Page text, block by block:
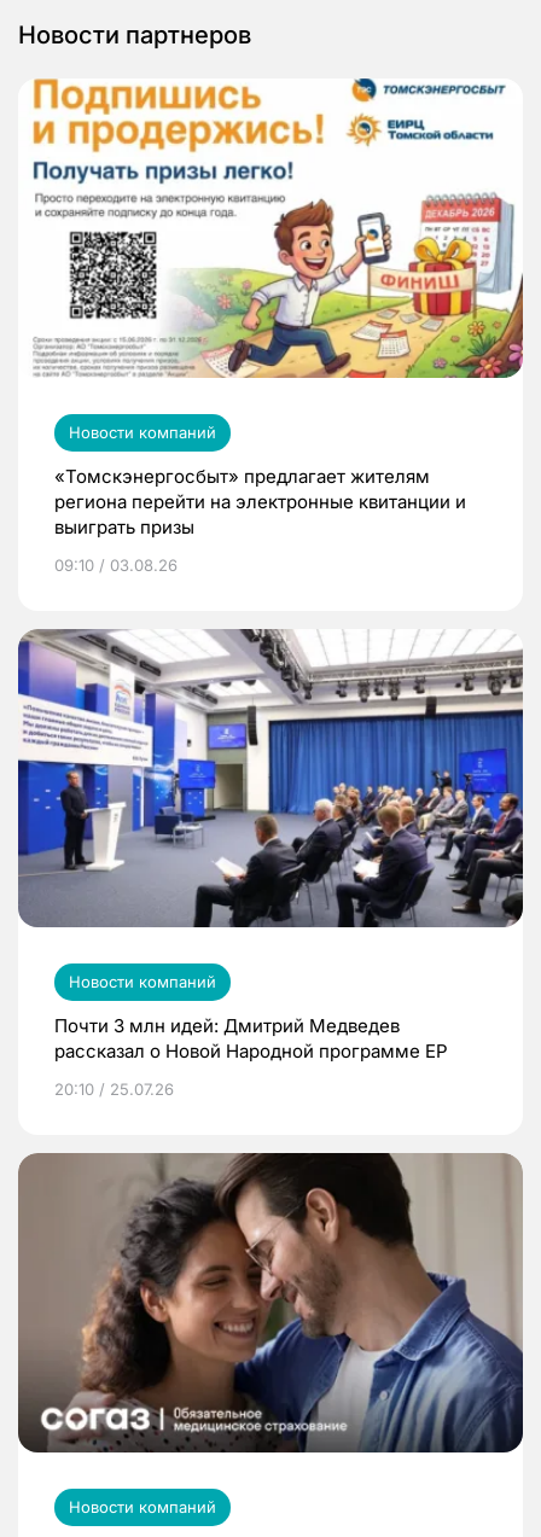
Новости партнеров
Новости компаний
«Томскэнергосбыт» предлагает жителям
региона перейти на электронные квитанции и
выиграть призы
09:10 / 03.08.26
Новости компаний
Почти 3 млн идей: Дмитрий Медведев
рассказал о Новой Народной программе ЕР
20:10 / 25.07.26
Новости компаний